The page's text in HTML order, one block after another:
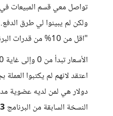
تواصل معي قسم المبيعات في
ولكن لم يبينوا لي طرق
"اقل من 10% من قدرات البرنامج" على حد تعبيرهم في البريد.
دولار هي لمن لديه عضوية
النسخة السابقة من البرنامج